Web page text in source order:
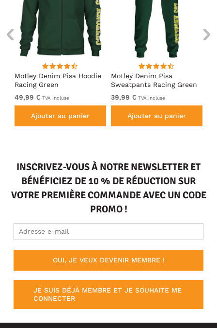
Motley Denim Pisa Hoodie
Racing Green
49,99 € TVA incluse
Ajouter au panier
Motley Denim Pisa
Sweatpants Racing Green
39,99 € TVA incluse
Ajouter au panier
INSCRIVEZ-VOUS À NOTRE NEWSLETTER ET
BÉNÉFICIEZ DE 10 % DE RÉDUCTION SUR
VOTRE PREMIÈRE COMMANDE AVEC UN CODE
PROMO !
OUI, JE VEUX DEVENIR MEMBRE !
JE SUIS DÉJÀ MEMBRE ET JE SOUHAITE ME
CONNECTER